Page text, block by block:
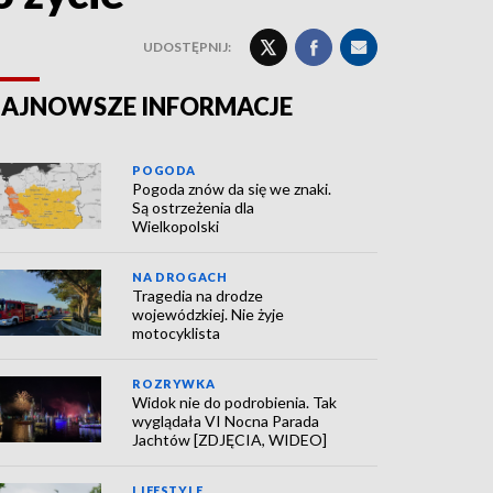
UDOSTĘPNIJ:
INFORMACJE
POGODA
Pogoda znów da się we znaki.
Są ostrzeżenia dla
Wielkopolski
NA DROGACH
Tragedia na drodze
wojewódzkiej. Nie żyje
motocyklista
ROZRYWKA
Widok nie do podrobienia. Tak
wyglądała VI Nocna Parada
Jachtów [ZDJĘCIA, WIDEO]